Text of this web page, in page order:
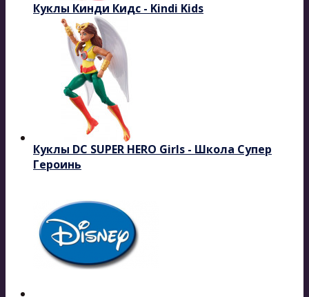
Куклы Кинди Кидс - Kindi Kids
Куклы DC SUPER HERO Girls - Школа Супер
Героинь